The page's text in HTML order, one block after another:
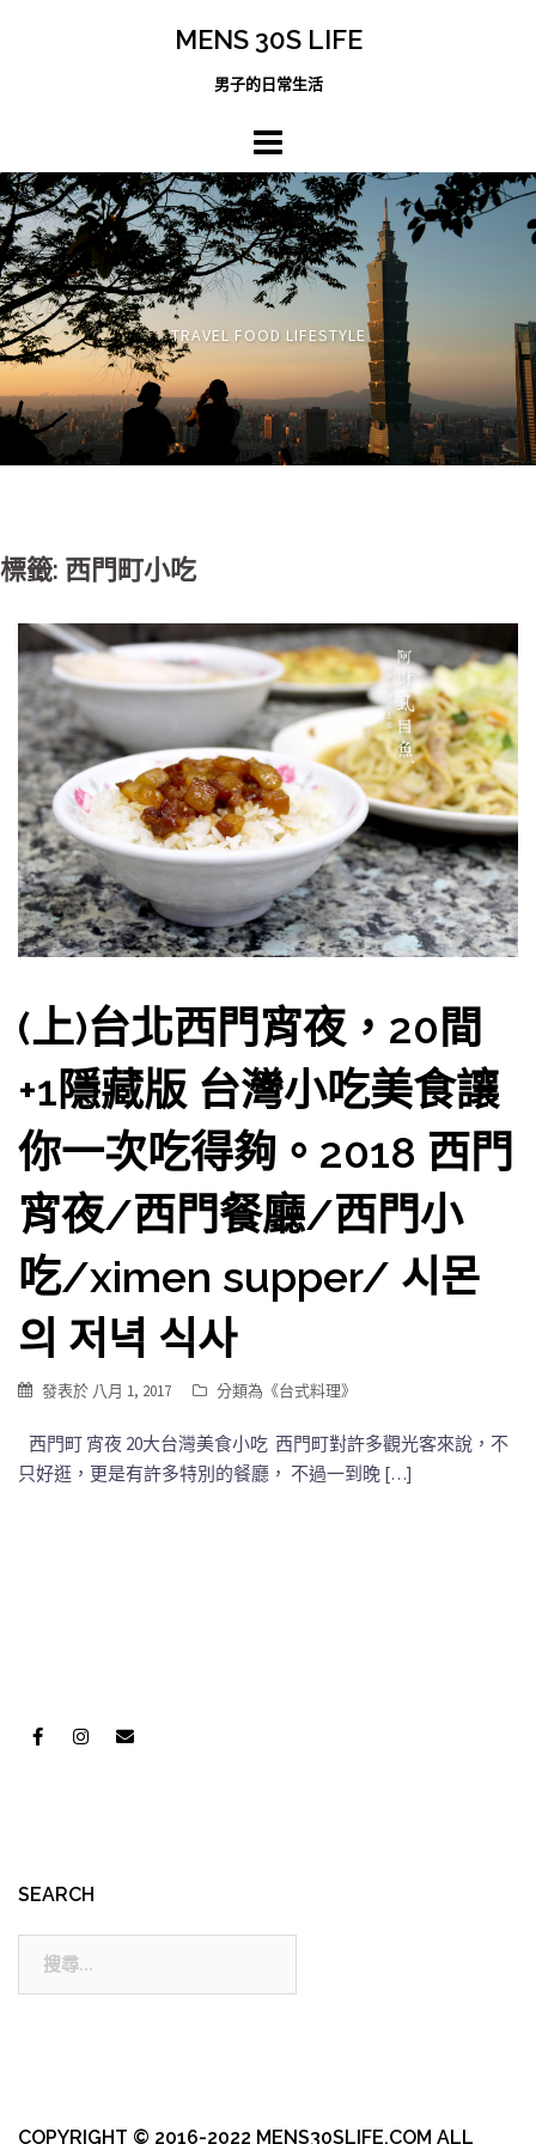
MENS 30S LIFE
男子的日常生活
TRAVEL FOOD LIFESTYLE
標籤: 西門町小吃
(上)台北西門宵夜，20間
+1隱藏版 台灣小吃美食讓
你一次吃得夠。2018 西門
宵夜/西門餐廳/西門小
吃/ximen supper/ 시몬
의 저녁 식사
發表於 八月 1, 2017 分類為《台式料理》
西門町 宵夜 20大台灣美食小吃 西門町對許多觀光客來說，不
只好逛，更是有許多特別的餐廳， 不過一到晚 […]
SEARCH
COPYRIGHT © 2016-2022 MENS30SLIFE.COM ALL